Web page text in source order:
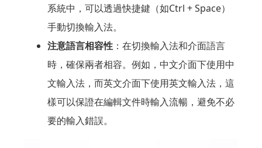
系統中，可以透過快捷鍵（如Ctrl + Space）
手動切換輸入法。
注意語言相容性：在切換輸入法和介面語言
時，確保兩者相容。例如，中文介面下使用中
文輸入法，而英文介面下使用英文輸入法，這
樣可以保證在編輯文件時輸入流暢，避免不必
要的輸入錯誤。